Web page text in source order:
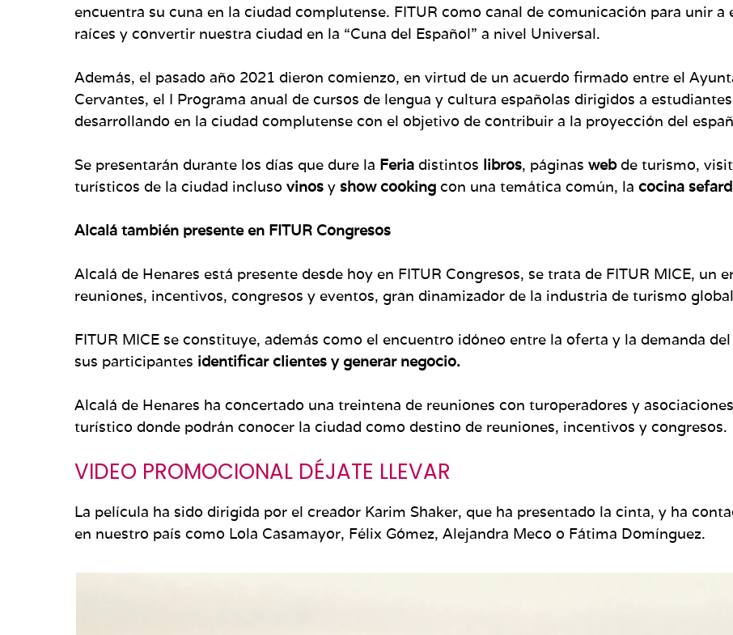
encuentra su cuna en la ciudad complutense. FITUR como canal de comunicación para unir a
raíces y convertir nuestra ciudad en la “Cuna del Español” a nivel Universal.
Además, el pasado año 2021 dieron comienzo, en virtud de un acuerdo firmado entre el
Cervantes, el I Programa anual de cursos de lengua y cultura españolas dirigidos a
desarrollando en la ciudad complutense con el objetivo de contribuir a la proyección del
Se presentarán durante los días que dure la Feria distintos libros, páginas webde turismo,
turísticos de la ciudad incluso vinos y show cooking con una temática común, la cocina
Alcalá también presente en FITUR Congresos
Alcalá de Henares está presente desde hoy en FITUR Congresos, se trata de FITUR MICE, un
reuniones, incentivos, congresos y eventos, gran dinamizador de la industria de turismo
FITUR MICE se constituye, además como el encuentro idóneo entre la oferta y la demanda
sus participantes identificar clientes y generar negocio.
Alcalá de Henares ha concertado una treintena de reuniones con turoperadores y
turístico donde podrán conocer la ciudad como destino de reuniones, incentivos y congresos.
VIDEO PROMOCIONAL DÉJATE LLEVAR
La película ha sido dirigida por el creador Karim Shaker, que ha presentado la cinta, y ha
en nuestro país como Lola Casamayor, Félix Gómez, Alejandra Meco o Fátima Domínguez.